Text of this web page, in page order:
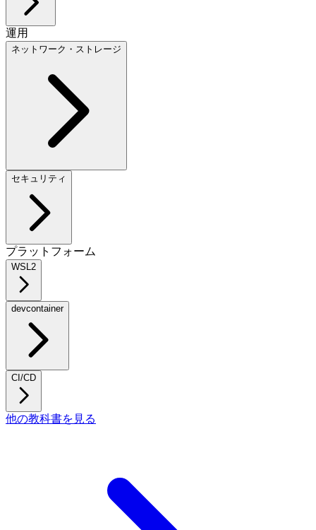
運用
ネットワーク・ストレージ
セキュリティ
プラットフォーム
WSL2
devcontainer
CI/CD
他の教科書を見る